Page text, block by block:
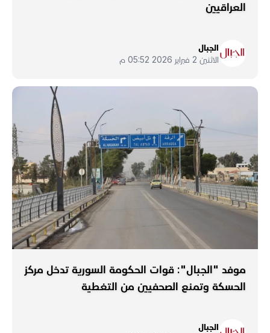
العراقيين
الجبال
الاثنين 2 فبراير 2026 05:52 م
موفد "الجبال": قوات الحكومة السورية تدخل مركز
الحسكة وتمنع الصحفيين من التغطية
الجبال